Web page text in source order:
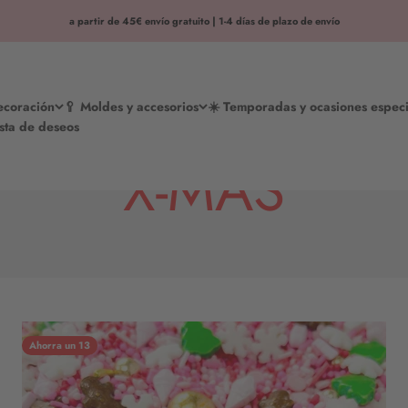
a partir de 45€ envío gratuito | 1-4 días de plazo de envío
🥄 Moldes y accesorios ☀️ Temporadas y ocasiones
de deseos
X-MAS
Ahorra un 13